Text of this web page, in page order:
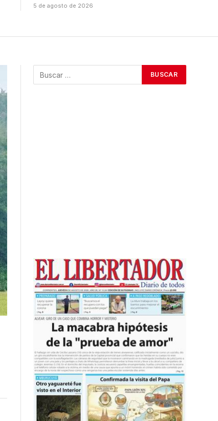
5 de agosto de 2026